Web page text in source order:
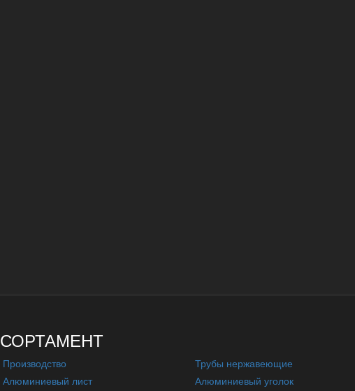
СОРТАМЕНТ
Производство
Трубы нержавеющие
Алюминиевый лист
Алюминиевый уголок